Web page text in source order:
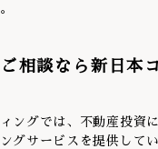
相談なら新日本
ングでは、不動産投資
グサービスを提供して